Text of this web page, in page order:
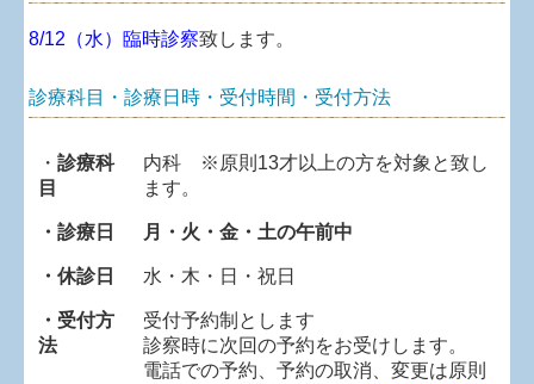
8/12（水）臨時診察致します。
診療科目・診療日時・受付時間・受付方法
・診療科
目
内科 ※原則13才以上の方を対象と致し
ます。
・診療日 月・火・金・土の午前中
・休診日 水・木・日・祝日
・受付方
法
受付予約制とします
診察時に次回の予約をお受けします。
電話での予約、予約の取消、変更は原則